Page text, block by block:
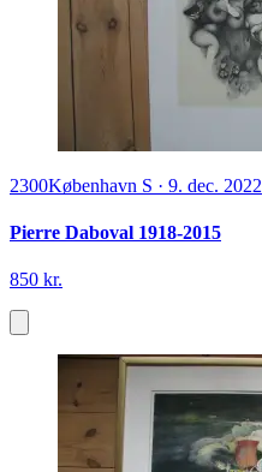
2300København S · 9. dec. 2022
Pierre Daboval 1918-2015
850 kr.